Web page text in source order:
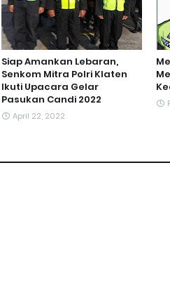
Siap Amankan Lebaran,
Senkom Mitra Polri Klaten
Ikuti Upacara Gelar
Pasukan Candi 2022
April 22, 2022